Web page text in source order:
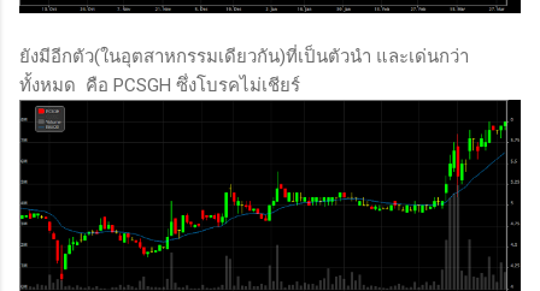
ยังมีอีกตัว(ในอุตสาหกรรมเดียวกัน)ที่เป็นตัวนำ และเด่นกว่า
ทั้งหมด คือ PCSGH ซึ่งโบรคไม่เชียร์